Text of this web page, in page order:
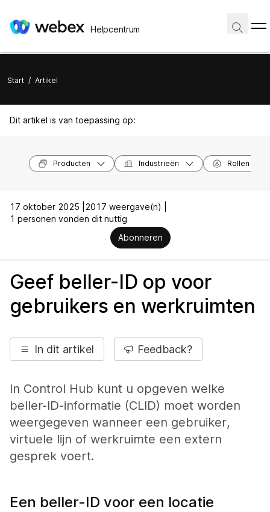
Helpcentrum
Start / Artikel
Dit artikel is van toepassing op:
Producten Industrieën Rollen
17 oktober 2025 |
2017 weergave(n) |
1 personen vonden dit nuttig
Abonneren
Geef beller-ID op voor
gebruikers en werkruimten
In dit artikel Feedback?
In Control Hub kunt u opgeven welke
beller-ID-informatie (CLID) moet worden
weergegeven wanneer een gebruiker,
virtuele lijn of werkruimte een extern
gesprek voert.
Een beller-ID voor een locatie